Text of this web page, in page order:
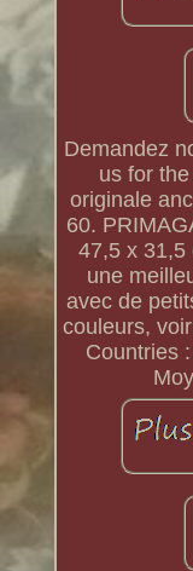
Demandez
us for
originale
60.
47,5 x 31,5
une
avec de
couleurs,
Countries